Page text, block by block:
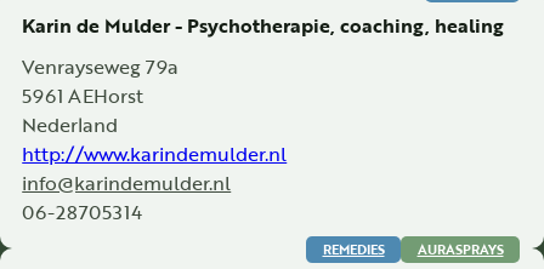
Karin de Mulder - Psychotherapie, coaching, healing
Venrayseweg 79a
5961 AEHorst
Nederland
http://www.karindemulder.nl
info@karindemulder.nl
06-28705314
REMEDIES AURASPRAYS